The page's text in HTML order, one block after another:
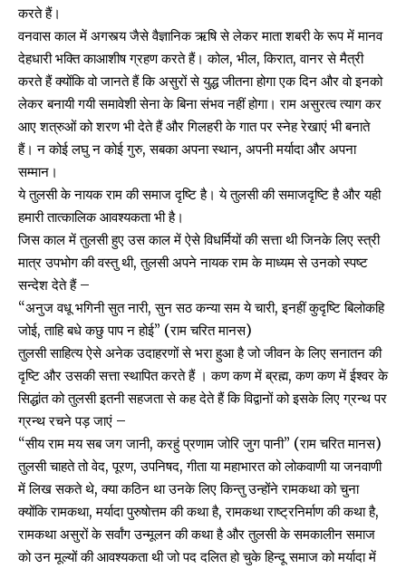
करते हैं।
वनवास काल में अगस्त्य जैसे वैज्ञानिक ऋषि से लेकर माता शबरी के रूप में मानव
देहधारी भक्ति काआशीष ग्रहण करते हैं। कोल, भील, किरात, वानर से मैत्री
करते हैं क्योंकि वो जानते हैं कि असुरों से युद्ध जीतना होगा एक दिन और वो इनको
लेकर बनायी गयी समावेशी सेना के बिना संभव नहीं होगा। राम असुरत्व त्याग कर
आए शत्रुओं को शरण भी देते हैं और गिलहरी के गात पर स्नेह रेखाएं भी बनाते
हैं। न कोई लघु न कोई गुरु, सबका अपना स्थान, अपनी मर्यादा और अपना
सम्मान।
ये तुलसी के नायक राम की समाज दृष्टि है। ये तुलसी की समाजदृष्टि है और यही
हमारी तात्कालिक आवश्यकता भी है।
जिस काल में तुलसी हुए उस काल में ऐसे विधर्मियों की सत्ता थी जिनके लिए स्त्री
मात्र उपभोग की वस्तु थी, तुलसी अपने नायक राम के माध्यम से उनको स्पष्ट
सन्देश देते हैं –
“अनुज वधू भगिनी सुत नारी, सुन सठ कन्या सम ये चारी, इनहीं कुदृष्टि बिलोकहि
जोई, ताहि बधे कछु पाप न होई” (राम चरित मानस)
तुलसी साहित्य ऐसे अनेक उदाहरणों से भरा हुआ है जो जीवन के लिए सनातन की
दृष्टि और उसकी सत्ता स्थापित करते हैं । कण कण में ब्रह्म, कण कण में ईश्वर के
सिद्धांत को तुलसी इतनी सहजता से कह देते हैं कि विद्वानों को इसके लिए ग्रन्थ पर
ग्रन्थ रचने पड़ जाएं –
“सीय राम मय सब जग जानी, करहुं प्रणाम जोरि जुग पानी” (राम चरित मानस)
तुलसी चाहते तो वेद, पूरण, उपनिषद, गीता या महाभारत को लोकवाणी या जनवाणी
में लिख सकते थे, क्या कठिन था उनके लिए किन्तु उन्होंने रामकथा को चुना
क्योंकि रामकथा, मर्यादा पुरुषोत्तम की कथा है, रामकथा राष्ट्रनिर्माण की कथा है,
रामकथा असुरों के सर्वांग उन्मूलन की कथा है और तुलसी के समकालीन समाज
को उन मूल्यों की आवश्यकता थी जो पद दलित हो चुके हिन्दू समाज को मर्यादा में